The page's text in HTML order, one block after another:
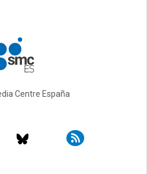
Centre España